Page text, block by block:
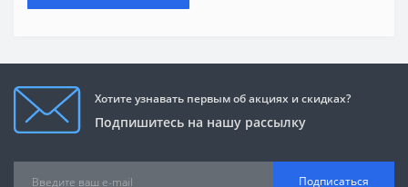
Хотите узнавать первым об акциях и скидках?
Подпишитесь на нашу рассылку
Подписаться